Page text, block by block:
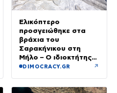
Ελικόπτερο
προσγειώθηκε στα
βράχια του
Σαρακήνικου στη
Μήλο – Ο ιδιοκτήτης
κατέβηκε για μπάνιο
DIMOCRACY.GR ↗